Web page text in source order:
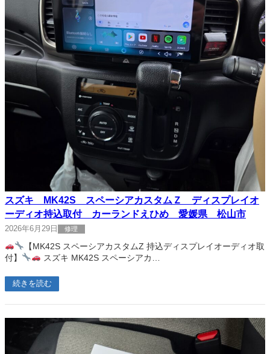
スズキ MK42S スペーシアカスタムＺ ディスプレイオ
ーディオ持込取付 カーランドえひめ 愛媛県 松山市
2026年6月29日 修理
【MK42S スペーシアカスタムZ 持込ディスプレイオーディオ取
付】
スズキ MK42S スペーシアカ…
続きを読む